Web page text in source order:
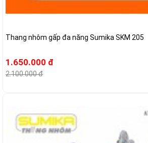
Thang nhôm gấp đa năng Sumika SKM 205
1.650.000 đ
2.100.000 đ